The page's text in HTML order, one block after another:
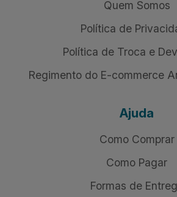
Quem Somos
Política de
Política de Troca e
Regimento do E-commerce
Ajuda
Como Comprar
Como Pagar
Formas de